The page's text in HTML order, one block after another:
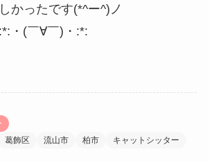
かったです(*^ー^)ノ
・(￣∀￣)・:*:
葛飾区 流山市 柏市
キャットシッター